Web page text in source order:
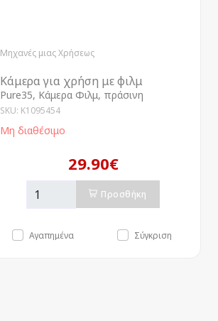
Μηχανές μιας Χρήσεως
Κάμερα για χρήση με φιλμ
Pure35, Κάμερα Φιλμ, πράσινη
SKU: K1095454
Μη διαθέσιμο
29.90€
Προσθήκη
Αγαπημένα Σύγκριση